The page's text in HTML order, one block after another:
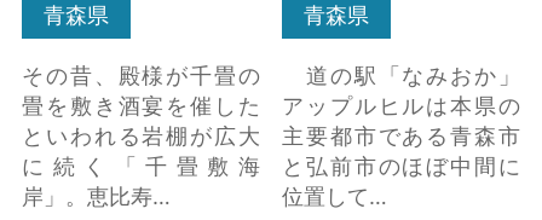
青森県
その昔、殿様が千畳の
畳を敷き酒宴を催した
といわれる岩棚が広大
に続く「千畳敷海
岸」。恵比寿…
青森県
道の駅「なみおか」
アップルヒルは本県の
主要都市である青森市
と弘前市のほぼ中間に
位置して…